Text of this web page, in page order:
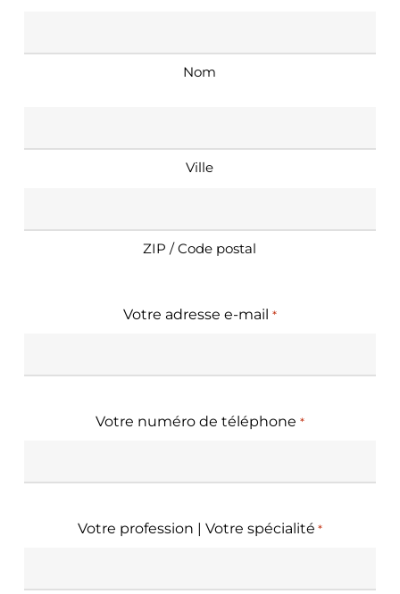
Nom
Ville
ZIP / Code postal
Votre adresse e-mail *
Votre numéro de téléphone *
Votre profession | Votre spécialité *